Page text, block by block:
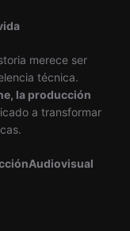
merece ser
técnica.
la producción
a transformar